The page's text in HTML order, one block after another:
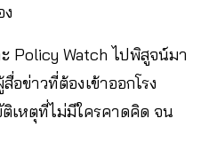
Policy Watch ไปพิสูจน์มา
ข่าวที่ต้องเข้าออกโรง
เหตุที่ไม่มีใครคาดคิด จน